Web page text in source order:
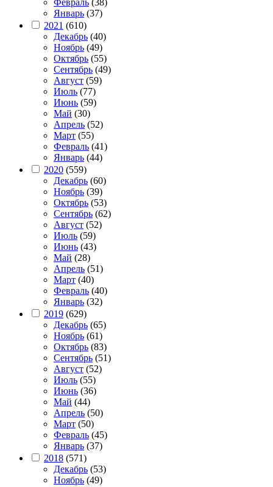
Январь (37)
2021 (610)
Декабрь (40)
Ноябрь (49)
Октябрь (55)
Сентябрь (49)
Август (59)
Июль (77)
Июнь (59)
Май (30)
Апрель (52)
Март (55)
Февраль (41)
Январь (44)
2020 (559)
Декабрь (60)
Ноябрь (39)
Октябрь (53)
Сентябрь (62)
Август (52)
Июль (59)
Июнь (43)
Май (28)
Апрель (51)
Март (40)
Февраль (40)
Январь (32)
2019 (629)
Декабрь (65)
Ноябрь (61)
Октябрь (83)
Сентябрь (51)
Август (52)
Июль (55)
Июнь (36)
Май (44)
Апрель (50)
Март (50)
Февраль (45)
Январь (37)
2018 (571)
Декабрь (53)
Ноябрь (49)